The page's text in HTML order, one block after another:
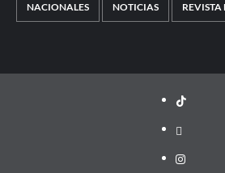
NACIONALES NOTICIAS
TikTok
threads
Instagram